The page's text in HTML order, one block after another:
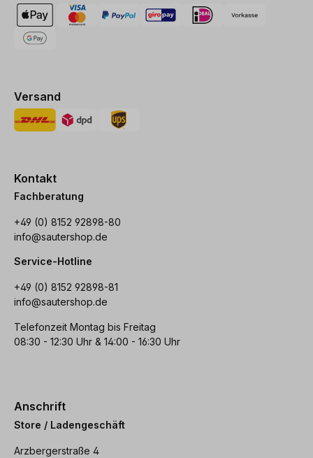
Versand
Kontakt
Fachberatung
+49 (0) 8152 92898-80
info@sautershop.de
Service-Hotline
+49 (0) 8152 92898-81
info@sautershop.de
Telefonzeit Montag bis Freitag
08:30 - 12:30 Uhr & 14:00 - 16:30 Uhr
Anschrift
Store / Ladengeschäft
Arzbergerstraße 4